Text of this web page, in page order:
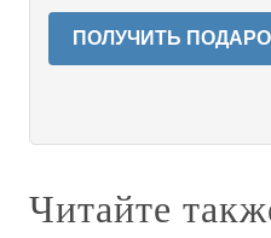
ПОЛУЧИТЬ
Читайте